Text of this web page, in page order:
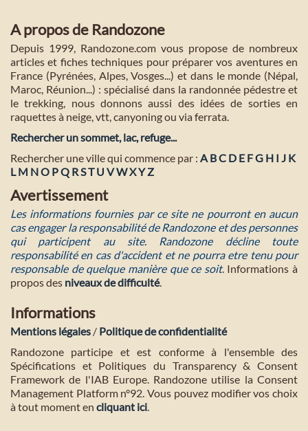
A propos de Randozone
Depuis 1999, Randozone.com vous propose de nombreux
articles et fiches techniques pour préparer vos aventures en
France (Pyrénées, Alpes, Vosges...) et dans le monde (Népal,
Maroc, Réunion...) : spécialisé dans la randonnée pédestre et
le trekking, nous donnons aussi des idées de sorties en
raquettes à neige, vtt, canyoning ou via ferrata.
Rechercher un sommet, lac, refuge...
Rechercher une ville qui commence par : A BC D E FG H I J K
L M NO PQ R ST U VWXY Z
Avertissement
Les informations fournies par ce site ne pourront en aucun
cas engager la responsabilité de Randozone et des personnes
qui participent au site. Randozone décline toute
responsabilité en cas d'accident et ne pourra etre tenu pour
responsable de quelque manière que ce soit. Informations à
propos des niveaux de difficulté.
Informations
Mentions légales / Politique de confidentialité
Randozone participe et est conforme à l'ensemble des
Spécifications et Politiques du Transparency & Consent
Framework de l'IAB Europe. Randozone utilise la Consent
Management Platform n°92. Vous pouvez modifier vos choix
à tout moment en cliquant ici